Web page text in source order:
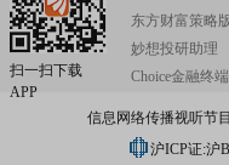
扫一扫下载
APP
东方财富策略
妙想投研助理
Choice金融终端
信息网络传播视听节
沪ICP证:沪